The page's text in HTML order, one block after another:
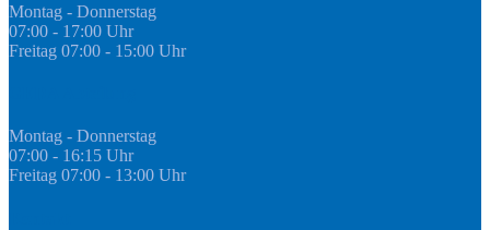
Montag - Donnerstag
07:00 - 17:00 Uhr
Freitag 07:00 - 15:00 Uhr
Montag - Donnerstag
07:00 - 16:15 Uhr
Freitag 07:00 - 13:00 Uhr